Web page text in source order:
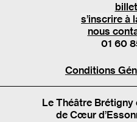
s’inscrire à
nous
01 60
Conditions
Le Théâtre
de Cœur